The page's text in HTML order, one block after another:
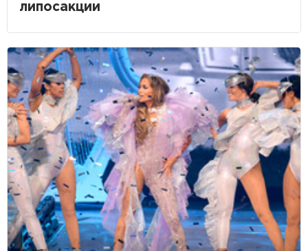
липосакции